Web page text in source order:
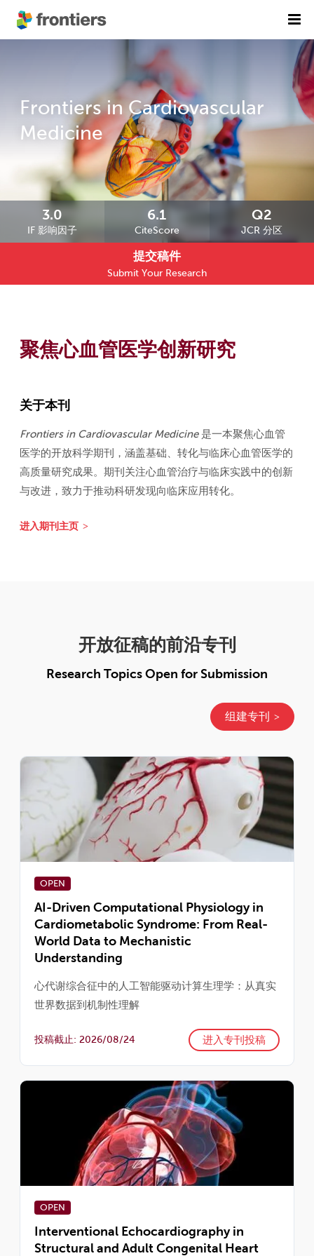
精选潜力期刊
前沿专刊
科研诚信
出版费用
加入我们
English
Frontiers in Cardiovascular
Medicine
3.0
IF 影响因子
6.1
CiteScore
Q2
JCR 分区
提交稿件
Submit Your Research
聚焦心血管医学创新研究
关于本刊
Frontiers in Cardiovascular Medicine是一本聚焦心血管
医学的开放科学期刊，涵盖基础、转化与临床心血管医学的
高质量研究成果。期刊关注心血管治疗与临床实践中的创新
与改进，致力于推动科研发现向临床应用转化。
进入期刊主页
开放征稿的前沿专刊
Research Topics Open for Submission
组建专刊
OPEN
AI-Driven Computational Physiology in
Cardiometabolic Syndrome: From Real-
World Data to Mechanistic
Understanding
心代谢综合征中的人工智能驱动计算生理学：从真实
世界数据到机制性理解
投稿截止: 2026/08/24 进入专刊投稿
OPEN
Interventional Echocardiography in
Structural and Adult Congenital Heart